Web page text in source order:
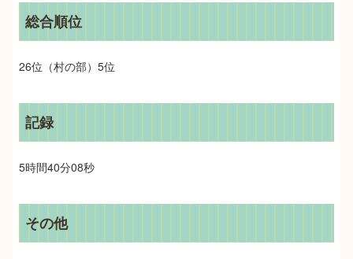
総合順位
26位（村の部）5位
記録
5時間40分08秒
その他